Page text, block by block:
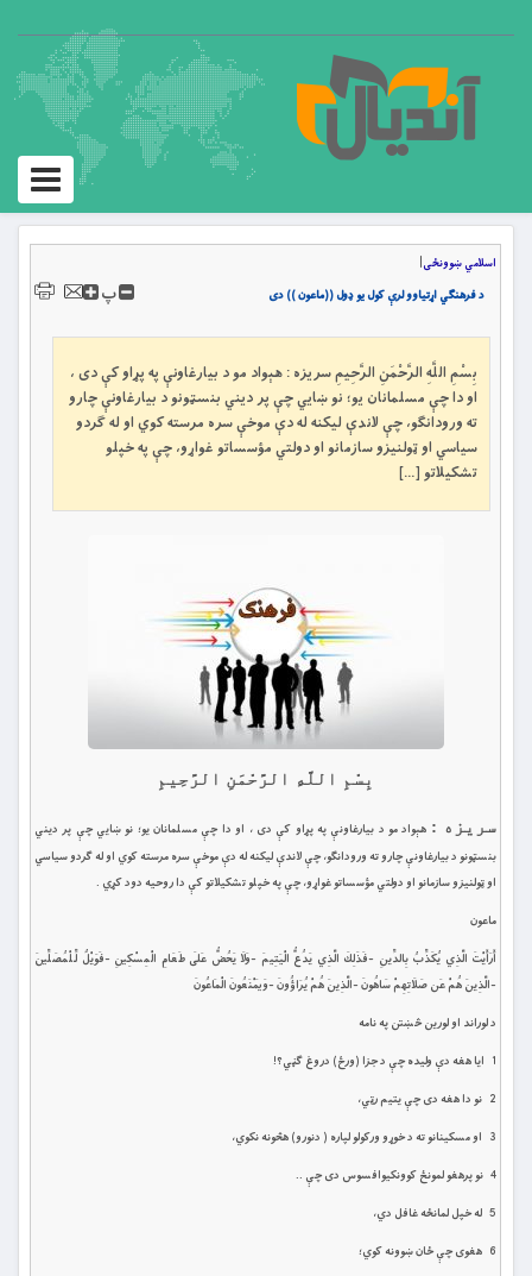
اسلامي ښوونځی|
پ د فرهنګي اړتياوو لرې کول يو ډول ((ماعون )) دی
بِسْمِ اللَّهِ الرَّحْمَنِ الرَّحِيمِ سریزه : هېواد مو د بيارغاونې په پړاو کې دى ،
او دا چې مسلمانان يو؛ نو ښايي چې پر ديني بنسټونو د بيارغاونې چارو
ته ورودانګو، چې لاندې ليکنه له دې موخې سره مرسته کوي او له ګردو
سياسي او ټولنيزو سازمانو او دولتي مؤسساتو غواړو، چې په خپلو
تشکيلاتو […]
بِسْمِ اللَّهِ الرَّحْمَنِ الرَّحِيمِ
سریزه : هېواد مو د بيارغاونې په پړاو کې دى ، او دا چې مسلمانان يو؛ نو ښايي چې پر ديني
بنسټونو د بيارغاونې چارو ته ورودانګو، چې لاندې ليکنه له دې موخې سره مرسته کوي او له ګردو سياسي
او ټولنيزو سازمانو او دولتي مؤسساتو غواړو، چې په خپلو تشکيلاتو کې دا روحيه دود کړي .
ماعون
أَرَأَيْتَ الَّذِي يُكَذِّبُ بِالدِّينِ -فَذَلِكَ الَّذِي يَدُعُّ الْيَتِيمَ -وَلَا يَحُضُّ عَلَى طَعَامِ الْمِسْكِينِ -فَوَيْلٌ لِّلْمُصَلِّينَ
-الَّذِينَ هُمْ عَن صَلَاتِهِمْ سَاهُونَ -الَّذِينَ هُمْ يُرَاؤُونَ -وَيَمْنَعُونَ الْمَاعُونَ
د لوراند او لورين څښتن په نامه
1 ايا هغه دې وليده چې د جزا (ورځ) دروغ ګڼي؟!
2 نو دا هغه دى چې يتيم رټي،
3 او مسكينانو ته د خوړو وركولو لپاره ( دنورو) هڅونه نکوي،
4 نو پرهغو لمونځ كوونكيوافسوس دى چې ..
5 له خپل لمانځه غافل دي،
6 هغوى چې ځان ښوونه کوي؛